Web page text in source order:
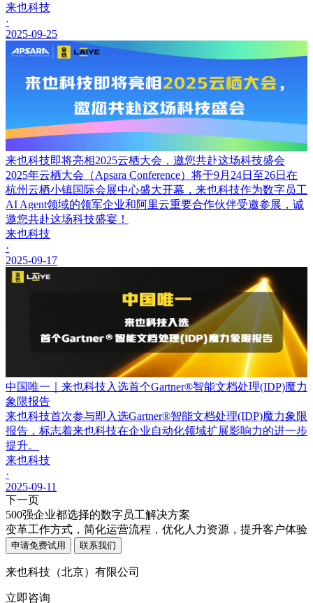
来也科技
·
2025-09-25
来也科技即将亮相2025云栖大会，邀您共赴这场科技盛会
2025年云栖大会（Apsara Conference）将于9月24日至26日在
杭州云栖小镇国际会展中心盛大开幕，来也科技作为数字员工
AI Agent领域的领军企业和阿里云重要合作伙伴受邀参展，诚
邀您共赴这场科技盛宴！
来也科技
·
2025-09-17
中国唯一｜来也科技入选首个Gartner®智能文档处理(IDP)魔力
象限报告
来也科技首次参与即入选Gartner®智能文档处理(IDP)魔力象限
报告，标志着来也科技在企业自动化领域扩展影响力的进一步
提升。
来也科技
·
2025-09-11
下一页
500强企业都选择的数字员工解决方案
变革工作方式，简化运营流程，优化人力资源，提升客户体验
申请免费试用 联系我们
来也科技（北京）有限公司
立即咨询